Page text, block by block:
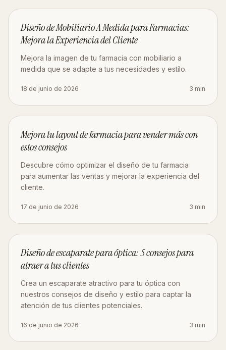
Diseño de Mobiliario A Medida para Farmacias:
Mejora la Experiencia del Cliente
Mejora la imagen de tu farmacia con mobiliario a
medida que se adapte a tus necesidades y estilo.
18 de junio de 2026 3 min
Mejora tu layout de farmacia para vender más con
estos consejos
Descubre cómo optimizar el diseño de tu farmacia
para aumentar las ventas y mejorar la experiencia del
cliente.
17 de junio de 2026 3 min
Diseño de escaparate para óptica: 5 consejos para
atraer a tus clientes
Crea un escaparate atractivo para tu óptica con
nuestros consejos de diseño y estilo para captar la
atención de tus clientes potenciales.
16 de junio de 2026 3 min